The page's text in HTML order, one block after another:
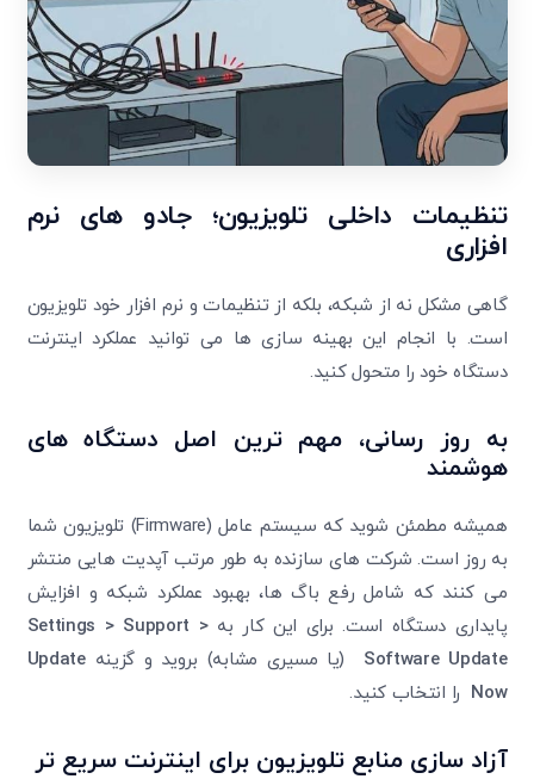
تنظیمات داخلی تلویزیون؛ جادو های نرم
‌افزاری
گاهی مشکل نه از شبکه، بلکه از تنظیمات و نرم ‌افزار خود تلویزیون
است. با انجام این بهینه‌ سازی ‌ها می ‌توانید عملکرد اینترنت
دستگاه خود را متحول کنید.
به‌ روز رسانی، مهم‌ ترین اصل دستگاه ‌های
هوشمند
همیشه مطمئن شوید که سیستم ‌عامل (Firmware) تلویزیون شما
به‌ روز است. شرکت‌ های سازنده به طور مرتب آپدیت ‌هایی منتشر
می ‌کنند که شامل رفع باگ‌ ها، بهبود عملکرد شبکه و افزایش
پایداری دستگاه است. برای این کار بهSettings > Support >
Software Update
(یا مسیری مشابه) بروید و گزینهUpdate
Now را انتخاب کنید.
آزاد سازی منابع تلویزیون برای اینترنت سریع‌ تر
ویرایش شماره موبایل
دریافت مجدد کد:00:59
تایید کد
متوجه شدم